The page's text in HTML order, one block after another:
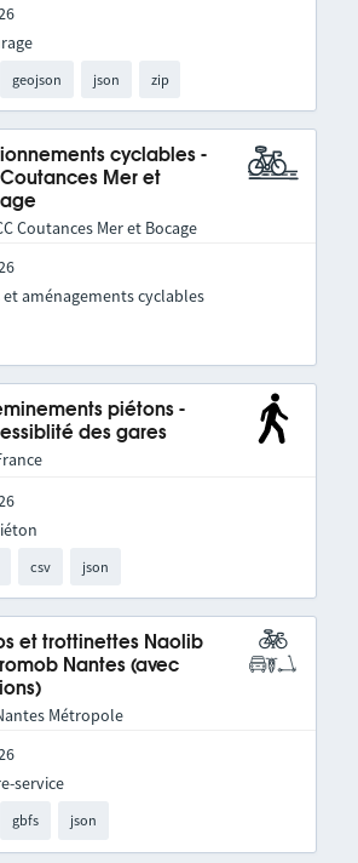
geojson json zip
cyclables -
Mer et
Coutances Mer et Bocage
aménagements cyclables
piétons -
des gares
csv json
et trottinettes Naolib
Nantes (avec
Métropole
gbfs json
service